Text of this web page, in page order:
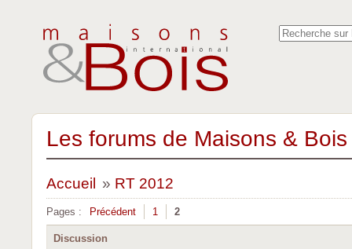
Les forums de Maisons &
Accueil » RT 2012
Pages : Précédent 1 2
Discussion